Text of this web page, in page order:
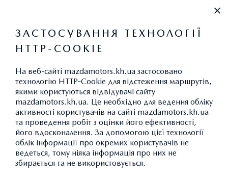
ВИКИДИ CO2
АКСЕСУАРИ : ІМІДЖЕВА
ПРОДУКЦІЯ
ПОВЕРНУТИСЯ ДО КАТАЛОГУ АКСЕСУАРІВ
ЗАСТОСУВАННЯ ТЕХНОЛОГІЇ
HTTP-COOKIE
На веб-сайті mazdamotors.kh.ua застосовано
технологію HTTP-Cookie для відстеження маршрутів,
якими користуються відвідувачі сайту
mazdamotors.kh.ua. Це необхідно для ведення обліку
активності користувачів на сайті mazdamotors.kh.ua
та проведення робіт з оцінки його ефективності,
його вдосконалення. За допомогою цієї технології
облік інформації про окремих користувачів не
ведеться, тому ніяка інформація про них не
збирається та не використовується.